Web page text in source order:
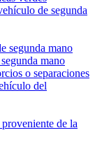
de segunda
segunda mano
mano
o separaciones
del
de la